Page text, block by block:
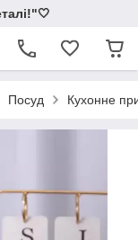
Посуд Кухонне